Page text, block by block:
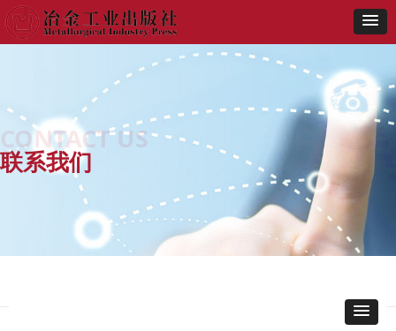
联系我们
CONTACT US